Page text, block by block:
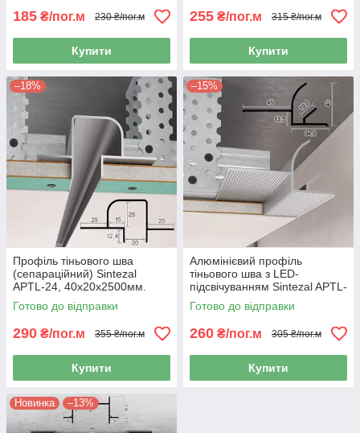
185 ₴/пог.м 230 ₴/пог.м
Купити
255 ₴/пог.м 315 ₴/пог.м
Купити
–18%
Профіль тіньового шва
(сепараційний) Sintezal
APTL-24, 40х20х2500мм.
Готово до відправки
290 ₴/пог.м 355 ₴/пог.м
Купити
–15%
Алюмінієвий профіль
тіньового шва з LED-
підсвічуванням Sintezal APTL-
80, 40мм глибина
Готово до відправки
260 ₴/пог.м 305 ₴/пог.м
Купити
Новинка –13%